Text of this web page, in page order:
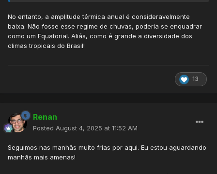
No entanto, a amplitude térmica anual é consideravelmente
baixa. Não fosse esse regime de chuvas, poderia se enquadrar
como um Equatorial. Aliás, como é grande a diversidade dos
climas tropicais do Brasil!
13
Renan
Posted August 4, 2025 at 11:52 AM
Seguimos nas manhãs muito frias por aqui. Eu estou aguardando
manhãs mais amenas!